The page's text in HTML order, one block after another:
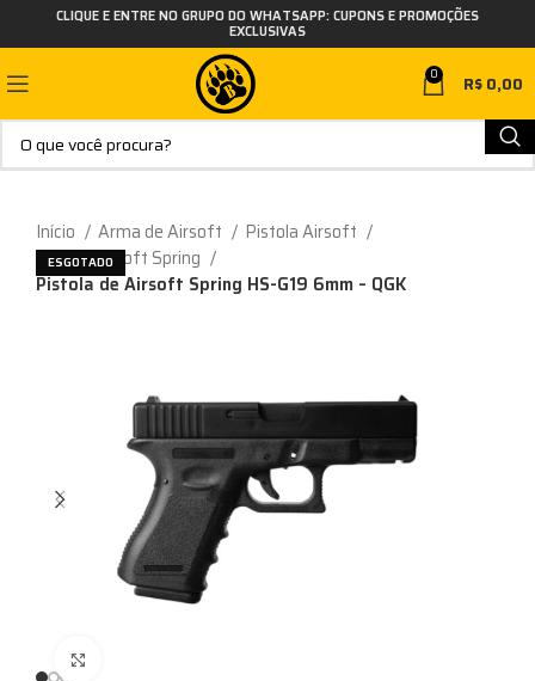
CLIQUE E ENTRE NO GRUPO DO WHATSAPP: CUPONS E PROMOÇÕES
EXCLUSIVAS
0 R$0,00
Início Arma de Airsoft
Pistola Airsoft
Pistola Airsoft Spring
Pistola de Airsoft Spring HS-G19 6mm – QGK
ESGOTADO